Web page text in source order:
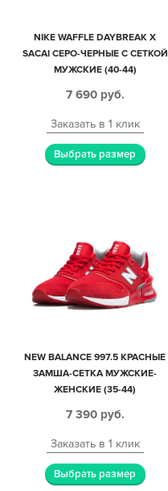
NIKE WAFFLE DAYBREAK X
SACAI СЕРО-ЧЕРНЫЕ С СЕТКОЙ
МУЖСКИЕ (40-44)
7 690 руб.
Заказать в 1 клик
Выбрать размер
NEW BALANCE 997.5 КРАСНЫЕ
ЗАМША-СЕТКА МУЖСКИЕ-
ЖЕНСКИЕ (35-44)
7 390 руб.
Заказать в 1 клик
Выбрать размер